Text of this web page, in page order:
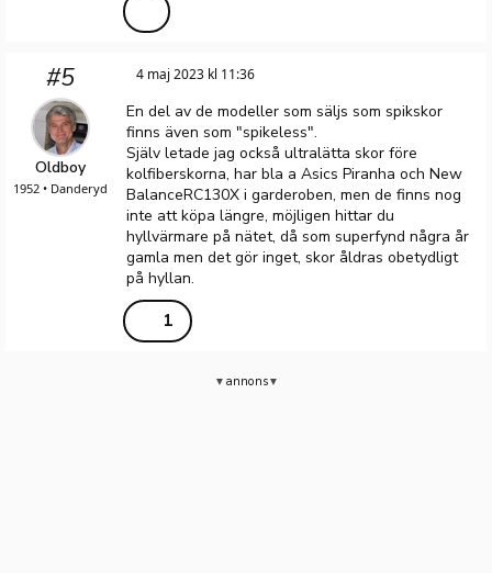
#5
Oldboy
1952 • Danderyd
4 maj 2023 kl 11:36
En del av de modeller som säljs som spikskor
finns även som "spikeless".
Själv letade jag också ultralätta skor före
kolfiberskorna, har bla a Asics Piranha och New
BalanceRC130X i garderoben, men de finns nog
inte att köpa längre, möjligen hittar du
hyllvärmare på nätet, då som superfynd några år
gamla men det gör inget, skor åldras obetydligt
på hyllan.
1
annons